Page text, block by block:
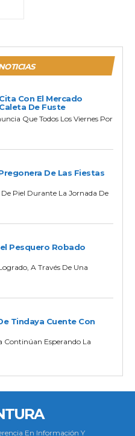
Con El Mercado
De Fuste
Que Todos Los Viernes Por
De Las Fiestas
Piel Durante La Jornada De
Pesquero Robado
A Través De Una
Tindaya Cuente Con
Continúan Esperando La
En Información Y